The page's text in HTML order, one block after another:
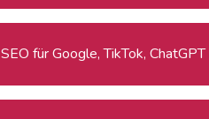
SEO für Google, TikTok, ChatGPT